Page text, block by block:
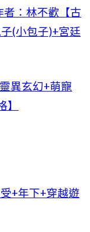
者：林不歡【古
(小包子)+宮廷
異玄幻+萌寵
+年下+穿越遊